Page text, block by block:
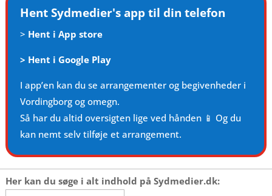
Hent Sydmedier's app til din telefon
> Hent i App store
> Hent i Google Play
I app’en kan du se arrangementer og begivenheder i
Vordingborg og omegn.
Så har du altid oversigten lige ved hånden 📱 Og du
kan nemt selv tilføje et arrangement.
Her kan du søge i alt indhold på Sydmedier.dk: